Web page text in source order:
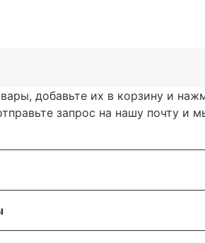
добавьте их в корзину и
запрос на нашу почту и
течение нескольких минут, что